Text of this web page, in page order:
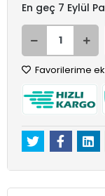
En geç 7 Eylül
Favorilerime